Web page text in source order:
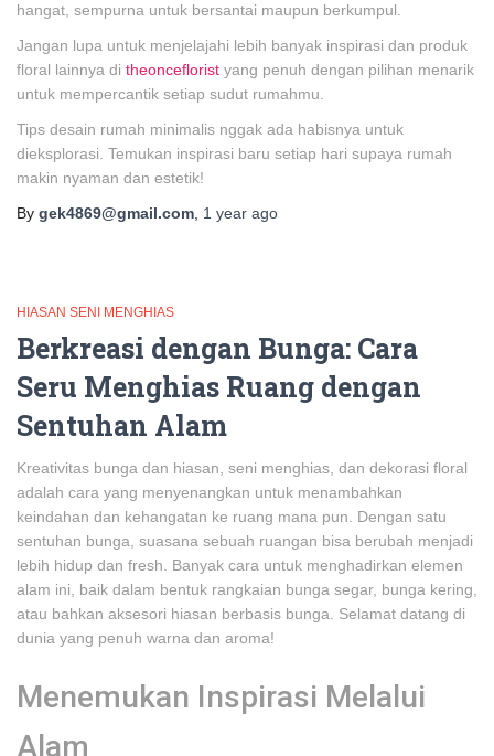
hangat, sempurna untuk bersantai maupun berkumpul.
Jangan lupa untuk menjelajahi lebih banyak inspirasi dan produk
floral lainnya di theonceflorist yang penuh dengan pilihan menarik
untuk mempercantik setiap sudut rumahmu.
Tips desain rumah minimalis nggak ada habisnya untuk
dieksplorasi. Temukan inspirasi baru setiap hari supaya rumah
makin nyaman dan estetik!
By gek4869@gmail.com 1 year ago
HIASAN SENI MENGHIAS
Berkreasi dengan Bunga: Cara
Seru Menghias Ruang dengan
Sentuhan Alam
Kreativitas bunga dan hiasan, seni menghias, dan dekorasi floral
adalah cara yang menyenangkan untuk menambahkan
keindahan dan kehangatan ke ruang mana pun. Dengan satu
sentuhan bunga, suasana sebuah ruangan bisa berubah menjadi
lebih hidup dan fresh. Banyak cara untuk menghadirkan elemen
alam ini, baik dalam bentuk rangkaian bunga segar, bunga kering,
atau bahkan aksesori hiasan berbasis bunga. Selamat datang di
dunia yang penuh warna dan aroma!
Menemukan Inspirasi Melalui
Alam